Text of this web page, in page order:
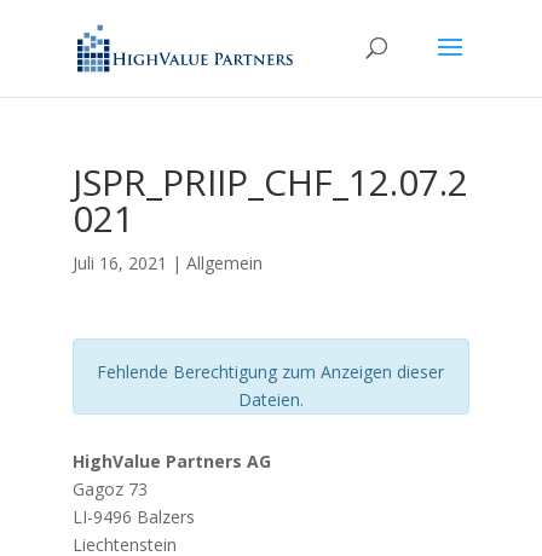
JSPR_PRIIP_CHF_12.07.2
021
Juli 16, 2021 | Allgemein
Fehlende Berechtigung zum Anzeigen dieser
Dateien.
HighValue Partners AG
Gagoz 73
LI-9496 Balzers
Liechtenstein